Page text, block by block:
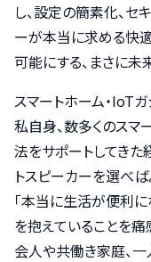
し、設定の簡素化、セ
ーが本当に求める快
可能にする、まさに未
スマートホーム・IoT
私自身、数多くのスマ
法をサポートしてきた
トスピーカーを選べば
「本当に生活が便利
を抱えていることを痛
会人や共働き家庭、一